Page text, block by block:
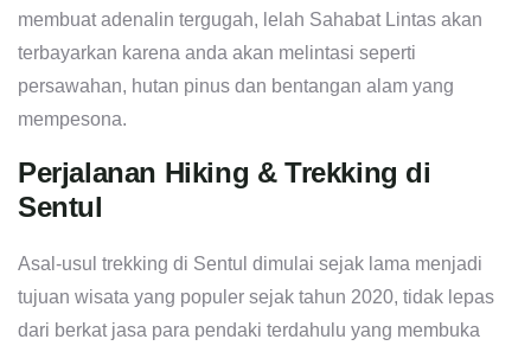
membuat adenalin tergugah, lelah Sahabat Lintas akan
terbayarkan karena anda akan melintasi seperti
persawahan, hutan pinus dan bentangan alam yang
mempesona.
Perjalanan Hiking & Trekking di
Sentul
Asal-usul trekking di Sentul dimulai sejak lama menjadi
tujuan wisata yang populer sejak tahun 2020, tidak lepas
dari berkat jasa para pendaki terdahulu yang membuka